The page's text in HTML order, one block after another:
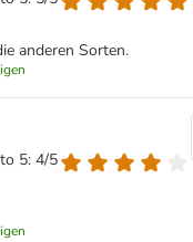
anderen Sorten.
5: 4/5